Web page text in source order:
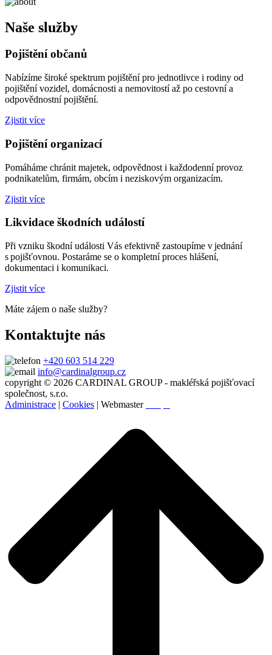
Naše služby
Pojištění občanů
Nabízíme široké spektrum pojištění pro jednotlivce i rodiny od
pojištění vozidel, domácnosti a nemovitostí až po cestovní a
odpovědnostní pojištění.
Zjistit více
Pojištění organizací
Pomáháme chránit majetek, odpovědnost i každodenní provoz
podnikatelům, firmám, obcím i neziskovým organizacím.
Zjistit více
Likvidace škodních událostí
Při vzniku škodní události Vás efektivně zastoupíme v jednání
s pojišťovnou. Postaráme se o kompletní proces hlášení,
dokumentaci i komunikaci.
Zjistit více
Máte zájem o naše služby?
Kontaktujte nás
+420 603 514 229
info@cardinalgroup.cz
copyright © 2026 CARDINAL GROUP - makléřská pojišťovací
společnost, s.r.o.
Administrace | Cookies | Webmaster